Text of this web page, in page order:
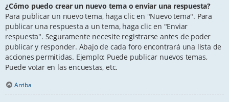
¿Cómo puedo crear un nuevo tema o enviar una respuesta?
Para publicar un nuevo tema, haga clic en "Nuevo tema". Para
publicar una respuesta a un tema, haga clic en "Enviar
respuesta". Seguramente necesite registrarse antes de poder
publicar y responder. Abajo de cada foro encontrará una lista de
acciones permitidas. Ejemplo: Puede publicar nuevos temas,
Puede votar en las encuestas, etc.
Arriba